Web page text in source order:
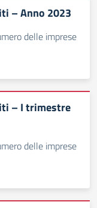
– Anno 2023
delle imprese
– I trimestre
delle imprese